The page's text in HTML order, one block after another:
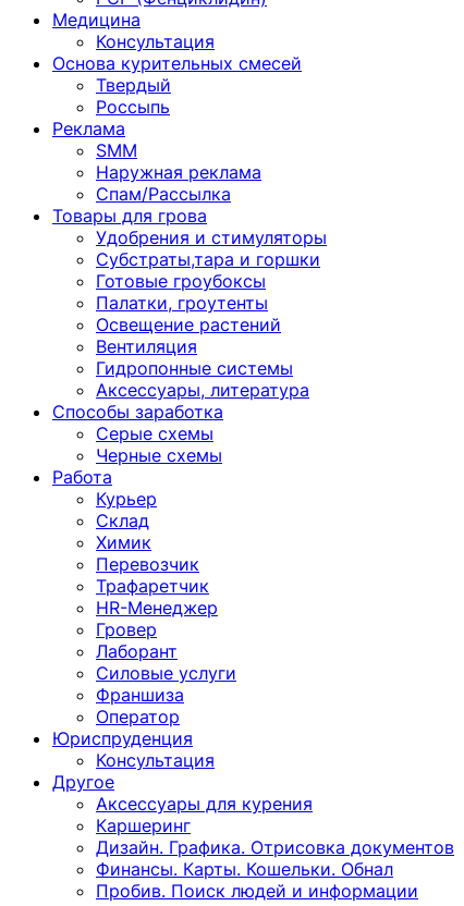
Медицина
Консультация
Основа курительных смесей
Твердый
Россыпь
Реклама
SMM
Наружная реклама
Спам/Рассылка
Товары для грова
Удобрения и стимуляторы
Субстраты,тара и горшки
Готовые гроубоксы
Палатки, гроутенты
Освещение растений
Вентиляция
Гидропонные системы
Аксессуары, литература
Способы заработка
Серые схемы
Черные схемы
Работа
Курьер
Склад
Химик
Перевозчик
Трафаретчик
HR-Менеджер
Гровер
Лаборант
Силовые услуги
Франшиза
Оператор
Юриспруденция
Консультация
Другoе
Аксессуары для курения
Каршеринг
Дизайн. Графика. Отрисовка документов
Финансы. Карты. Кошельки. Обнал
Пробив. Поиск людей и информации